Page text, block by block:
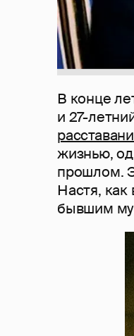
В конце
и 27-
жизнью,
прошлом.
Настя,
бывшим